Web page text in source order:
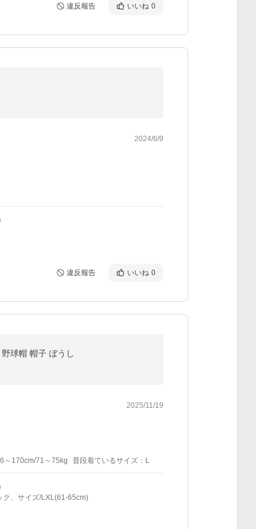
違反報告 いいね 0
2024/6/9
違反報告 いいね 0
球帽 帽子 ぼうし
2025/11/19
～170cm/71～75kg
普段着ているサイズ：L
ク、サイズ/LXL(61-65cm)